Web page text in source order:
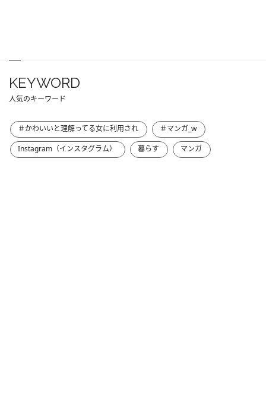
KEYWORD
人気のキーワード
＃かわいいと理解ってる女に利用され
＃マンガ_w
Instagram（インスタグラム）
暮らす マンガ